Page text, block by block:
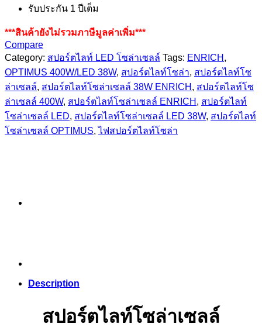
รับประกัน 1 ปีเต็ม
***สินค้ายังไม่รวมภาษีมูลค่าเพิ่ม***
Compare
Category: สปอร์ตไลท์ LED โซล่าเซลล์ Tags: ENRICH ,
OPTIMUS 400W/LED 38W, สปอร์ตไลท์โซล่า, สปอร์ตไลท์โซ
ล่าเซลล์, สปอร์ตไลท์โซล่าเซลล์ 38W ENRICH , สปอร์ตไลท์โซ
ล่าเซลล์ 400W, สปอร์ตไลท์โซล่าเซลล์ ENRICH , สปอร์ตไลท์
โซล่าเซลล์ LED, สปอร์ตไลท์โซล่าเซลล์ LED 38W, สปอร์ตไลท์
โซล่าเซลล์ OPTIMUS,ไฟสปอร์ตไลท์โซล่า
Description
สปอร์ตไลท์โซล่าเซลล์